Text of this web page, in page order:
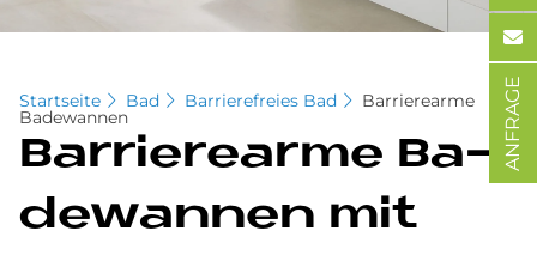
Startseite Bad Barrierefreies Bad Barrierearme
Badewannen
Bar­rie­re­ar­me Ba­
de­wan­nen mit
ANFRAGE